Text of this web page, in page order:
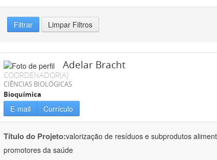
Filtrar Limpar Filtros
Adelar Bracht
COORDENADOR(A)
CIÊNCIAS BIOLÓGICAS
Bioquímica
E-mail Currículo
Título do Projeto:valorização de resíduos e subprodutos
promotores da saúde